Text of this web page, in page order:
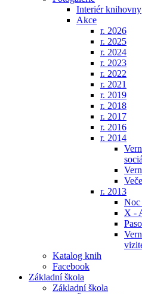
Interiér knihovny
Akce
r. 2026
r. 2025
r. 2024
r. 2023
r. 2022
r. 2021
r. 2019
r. 2018
r. 2017
r. 2016
r. 2014
r. 2013
Noc
X -
Katalog knih
Facebook
Základní škola
Základní škola